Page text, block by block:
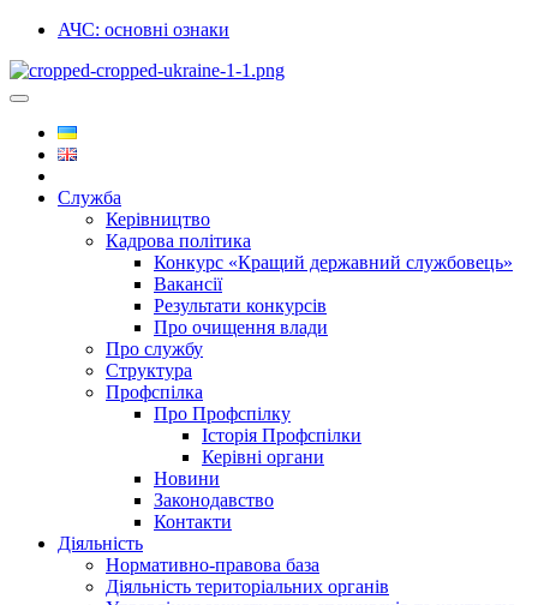
АЧС: основні ознаки
Служба
Керівництво
Кадрова політика
Конкурс «Кращий державний службовець»
Вакансії
Результати конкурсів
Про очищення влади
Про службу
Структура
Профспілка
Про Профспілку
Історія Профспілки
Керівні органи
Новини
Законодавство
Контакти
Діяльність
Нормативно-правова база
Діяльність територіальних органів